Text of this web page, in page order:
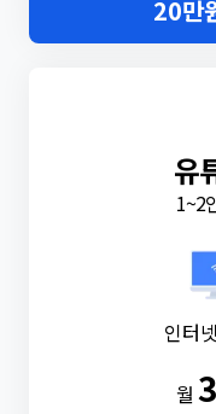
20만
유
1~2
인터
월